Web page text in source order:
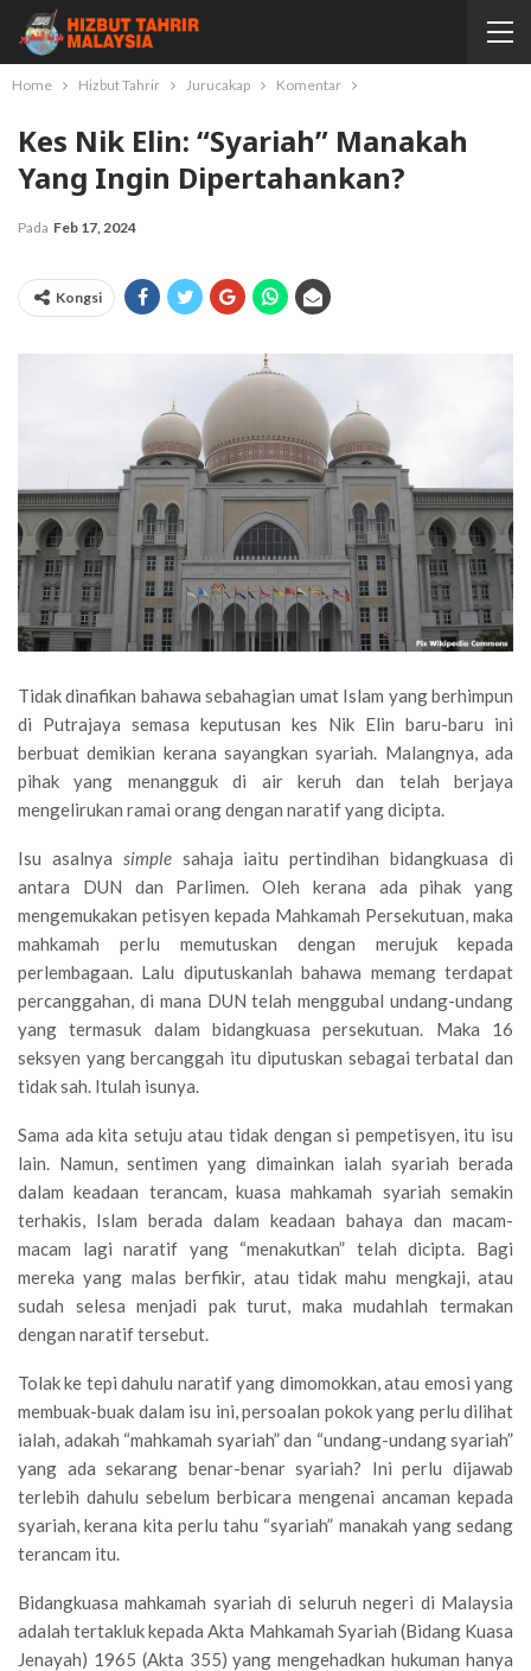
Home Hizbut Tahrir Jurucakap Komentar
Kes Nik Elin: “Syariah” Manakah
Yang Ingin Dipertahankan?
Pada Feb 17, 2024
Kongsi
Tidak dinafikan bahawa sebahagian umat Islam yang berhimpun
di Putrajaya semasa keputusan kes Nik Elin baru-baru ini
berbuat demikian kerana sayangkan syariah. Malangnya, ada
pihak yang menangguk di air keruh dan telah berjaya
mengelirukan ramai orang dengan naratif yang dicipta.
Isu asalnya simplesahaja iaitu pertindihan bidangkuasa di
antara DUN dan Parlimen. Oleh kerana ada pihak yang
mengemukakan petisyen kepada Mahkamah Persekutuan, maka
mahkamah perlu memutuskan dengan merujuk kepada
perlembagaan. Lalu diputuskanlah bahawa memang terdapat
percanggahan, di mana DUN telah menggubal undang-undang
yang termasuk dalam bidangkuasa persekutuan. Maka 16
seksyen yang bercanggah itu diputuskan sebagai terbatal dan
tidak sah. Itulah isunya.
Sama ada kita setuju atau tidak dengan si pempetisyen, itu isu
lain. Namun, sentimen yang dimainkan ialah syariah berada
dalam keadaan terancam, kuasa mahkamah syariah semakin
terhakis, Islam berada dalam keadaan bahaya dan macam-
macam lagi naratif yang “menakutkan” telah dicipta. Bagi
mereka yang malas berfikir, atau tidak mahu mengkaji, atau
sudah selesa menjadi pak turut, maka mudahlah termakan
dengan naratif tersebut.
Tolak ke tepi dahulu naratif yang dimomokkan, atau emosi yang
membuak-buak dalam isu ini, persoalan pokok yang perlu dilihat
ialah, adakah “mahkamah syariah” dan “undang-undang syariah”
yang ada sekarang benar-benar syariah? Ini perlu dijawab
terlebih dahulu sebelum berbicara mengenai ancaman kepada
syariah, kerana kita perlu tahu “syariah” manakah yang sedang
terancam itu.
Bidangkuasa mahkamah syariah di seluruh negeri di Malaysia
adalah tertakluk kepada Akta Mahkamah Syariah (Bidang Kuasa
Jenayah) 1965 (Akta 355) yang mengehadkan hukuman hanya